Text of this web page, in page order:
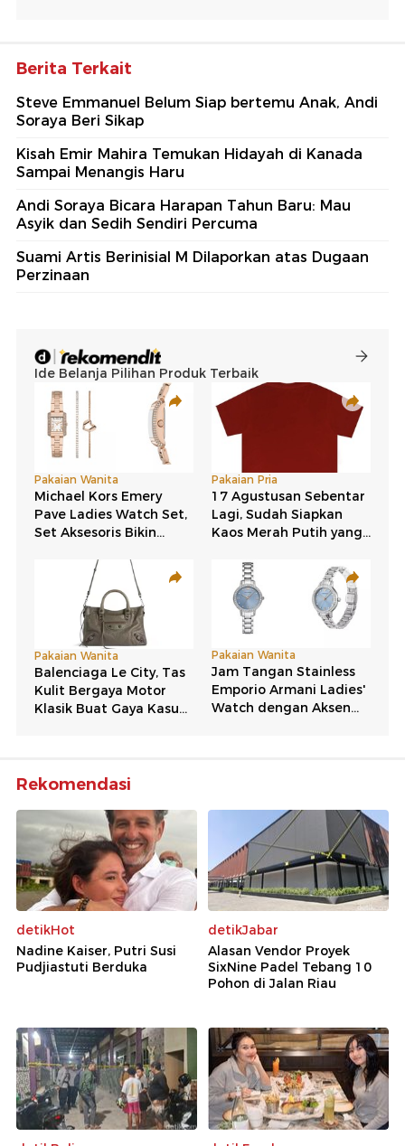
Berita Terkait
Steve Emmanuel Belum Siap bertemu Anak, Andi
Soraya Beri Sikap
Kisah Emir Mahira Temukan Hidayah di Kanada
Sampai Menangis Haru
Andi Soraya Bicara Harapan Tahun Baru: Mau
Asyik dan Sedih Sendiri Percuma
Suami Artis Berinisial M Dilaporkan atas Dugaan
Perzinaan
Rekomendasi
detikHot
Nadine Kaiser, Putri Susi
Pudjiastuti Berduka
detikJabar
Alasan Vendor Proyek
SixNine Padel Tebang 10
Pohon di Jalan Riau